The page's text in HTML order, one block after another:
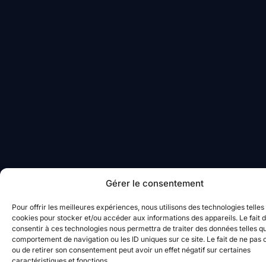
Gérer le consentement
Pour offrir les meilleures expériences, nous utilisons des technologies telles
cookies pour stocker et/ou accéder aux informations des appareils. Le fait
consentir à ces technologies nous permettra de traiter des données telles
comportement de navigation ou les ID uniques sur ce site. Le fait de ne pas
ou de retirer son consentement peut avoir un effet négatif sur certaines